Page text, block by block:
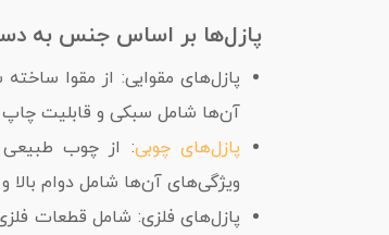
پازل‌ها بر اساس جنس به
پازل‌های مقوایی: از مقوا
آن‌ها شامل سبکی و قابلیت چاپ
پازل‌های چوبی: از چوب طبیعی
ویژگی‌های آن‌ها شامل دوام بالا
پازل‌های فلزی: شامل قطعات